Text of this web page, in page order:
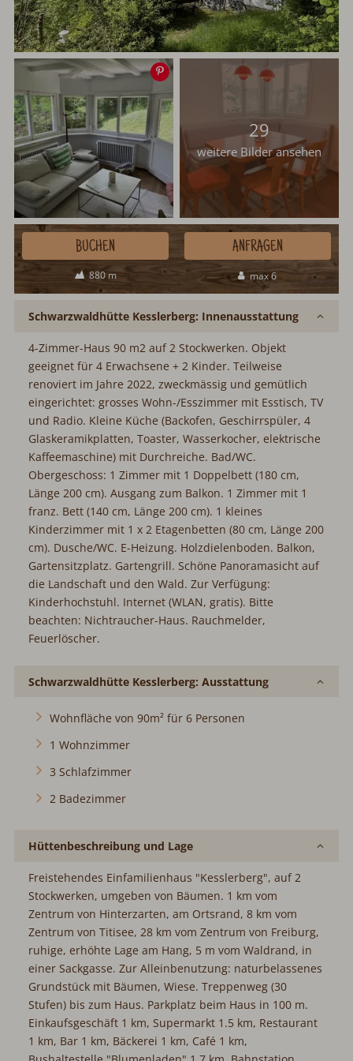
Speichern
29
weitere Bilder ansehen
880 m max 6
BUCHEN ANFRAGEN
Schwarzwaldhütte Kesslerberg: Innenausstattung
4-Zimmer-Haus 90 m2 auf 2 Stockwerken. Objekt
geeignet für 4 Erwachsene + 2 Kinder. Teilweise
renoviert im Jahre 2022, zweckmässig und gemütlich
eingerichtet: grosses Wohn-/Esszimmer mit Esstisch, TV
und Radio. Kleine Küche (Backofen, Geschirrspüler, 4
Glaskeramikplatten, Toaster, Wasserkocher, elektrische
Kaffeemaschine) mit Durchreiche. Bad/WC.
Obergeschoss: 1 Zimmer mit 1 Doppelbett (180 cm,
Länge 200 cm). Ausgang zum Balkon. 1 Zimmer mit 1
franz. Bett (140 cm, Länge 200 cm). 1 kleines
Kinderzimmer mit 1 x 2 Etagenbetten (80 cm, Länge 200
cm). Dusche/WC. E-Heizung. Holzdielenboden. Balkon,
Gartensitzplatz. Gartengrill. Schöne Panoramasicht auf
die Landschaft und den Wald. Zur Verfügung:
Kinderhochstuhl. Internet (WLAN, gratis). Bitte
beachten: Nichtraucher-Haus. Rauchmelder,
Feuerlöscher.
Schwarzwaldhütte Kesslerberg: Ausstattung
Wohnfläche von 90m² für 6 Personen
1 Wohnzimmer
3 Schlafzimmer
2 Badezimmer
Hüttenbeschreibung und Lage
Freistehendes Einfamilienhaus "Kesslerberg", auf 2
Stockwerken, umgeben von Bäumen. 1 km vom
Zentrum von Hinterzarten, am Ortsrand, 8 km vom
Zentrum von Titisee, 28 km vom Zentrum von Freiburg,
ruhige, erhöhte Lage am Hang, 5 m vom Waldrand, in
einer Sackgasse. Zur Alleinbenutzung: naturbelassenes
Grundstück mit Bäumen, Wiese. Treppenweg (30
Stufen) bis zum Haus. Parkplatz beim Haus in 100 m.
Einkaufsgeschäft 1 km, Supermarkt 1.5 km, Restaurant
1 km, Bar 1 km, Bäckerei 1 km, Café 1 km,